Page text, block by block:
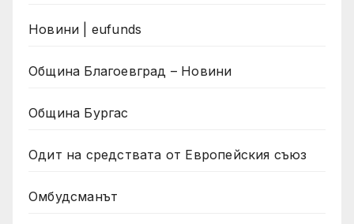
Новини | eufunds
Община Благоевград – Новини
Община Бургас
Одит на средствата от Европейския съюз
Омбудсманът